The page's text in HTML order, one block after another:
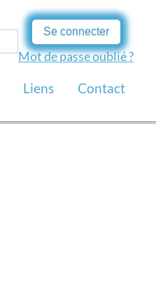
Se connecter
Mot de passe oublié ?
Liens Contact